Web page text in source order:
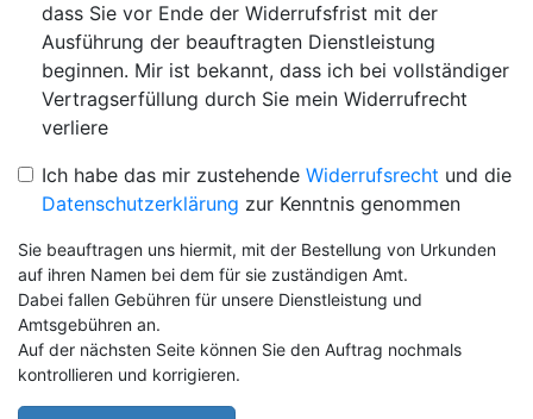
dass Sie vor Ende der Widerrufsfrist mit der
Ausführung der beauftragten Dienstleistung
beginnen. Mir ist bekannt, dass ich bei vollständiger
Vertragserfüllung durch Sie mein Widerrufrecht
verliere
Ich habe das mir zustehende Widerrufsrecht und die
Datenschutzerklärung zur Kenntnis genommen
Sie beauftragen uns hiermit, mit der Bestellung von Urkunden
auf ihren Namen bei dem für sie zuständigen Amt.
Dabei fallen Gebühren für unsere Dienstleistung und
Amtsgebühren an.
Auf der nächsten Seite können Sie den Auftrag nochmals
kontrollieren und korrigieren.